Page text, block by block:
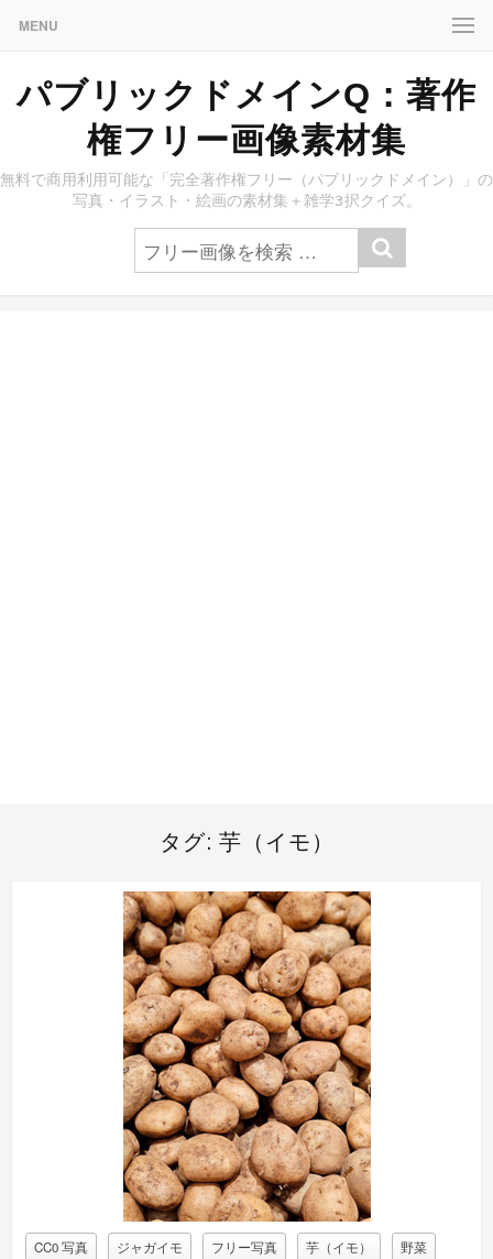
MENU
パブリックドメインQ：著作
権フリー画像素材集
無料で商用利用可能な「完全著作権フリー（パブリックドメイン）」の
写真・イラスト・絵画の素材集＋雑学3択クイズ。
タグ: 芋（イモ）
CC0 写真 ジャガイモ フリー写真 芋（イモ） 野菜